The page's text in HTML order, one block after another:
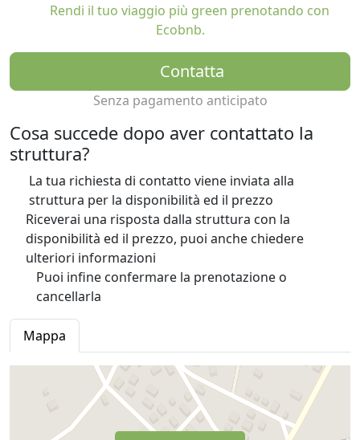
Rendi il tuo viaggio più green prenotando con
Ecobnb.
Contatta
Senza pagamento anticipato
Cosa succede dopo aver contattato la
struttura?
La tua richiesta di contatto viene inviata alla
struttura per la disponibilità ed il prezzo
Riceverai una risposta dalla struttura con la
disponibilità ed il prezzo, puoi anche chiedere
ulteriori informazioni
Puoi infine confermare la prenotazione o
cancellarla
Mappa